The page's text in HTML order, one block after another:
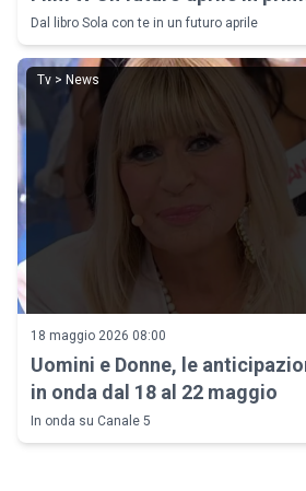
Dal libro Sola con te in un futuro aprile
Tv > News
18 maggio 2026 08:00
Uomini e Donne, le
in onda dal 18 al 22 maggio
In onda su Canale 5